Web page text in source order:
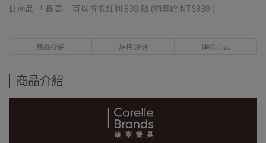
此商品 「 最高 」可以折抵紅利 830 點 (約等於 NT$830 )
商品介紹 規格說明 運送方式
商品介紹